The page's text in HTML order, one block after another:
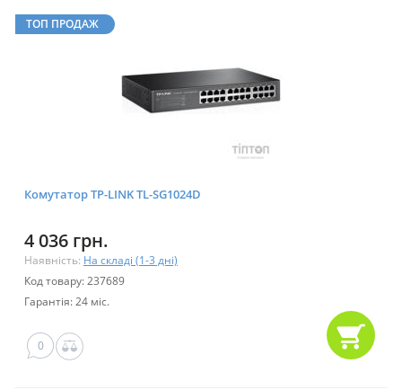
ТОП ПРОДАЖ
Комутатор TP-LINK TL-SG1024D
4 036 грн.
Наявність: На складі (1-3 дні)
Код товару: 237689
Гарантія: 24 міс.
0